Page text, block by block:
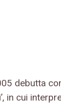
debutta
in cui